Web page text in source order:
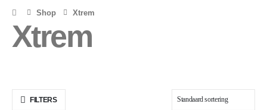
Shop Xtrem
Xtrem
FILTERS